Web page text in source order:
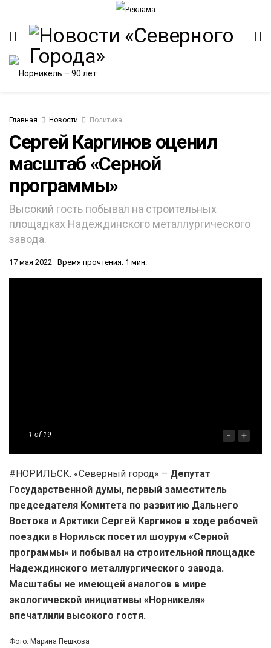
Главная Новости Политика
Сергей Каргинов оценил
масштаб «Серной
программы»
Высокий гость побывал на строительных
площадках Надеждинского металлургического
завода.
17 мая 2022 Время прочтения: 1 мин.
1 of 19 - +
#НОРИЛЬСК. «Северный город» – Депутат
Государственной думы, первый заместитель
председателя Комитета по развитию Дальнего
Востока и Арктики Сергей Каргинов в ходе рабочей
поездки в Норильск посетил шоурум «Серной
программы» и побывал на строительной площадке
Надеждинского металлургического завода.
Масштабы не имеющей аналогов в мире
экологической инициативы «Норникеля»
впечатлили высокого гостя.
Фото: Марина Пешкова